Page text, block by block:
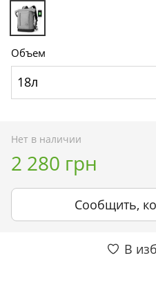
Объем
18л
Нет в наличии
2 280 грн
Сообщить,
В